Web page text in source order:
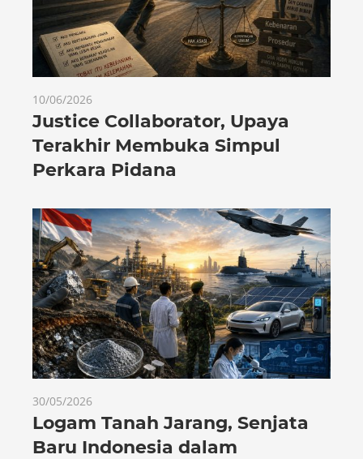
10/06/2026
Justice Collaborator, Upaya
Terakhir Membuka Simpul
Perkara Pidana
30/05/2026
Logam Tanah Jarang, Senjata
Baru Indonesia dalam